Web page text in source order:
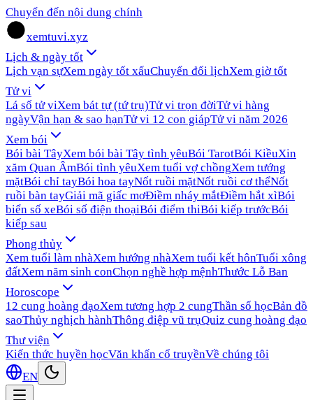
Chuyển đến nội dung chính
xemtuvi.xyz
Lịch & ngày tốt
Lịch vạn sựXem ngày tốt xấuChuyển đổi lịchXem giờ tốt
Tử vi
Lá số tử viXem bát tự (tứ trụ)Tử vi trọn đờiTử vi hàng
ngàyVận hạn & sao hạnTử vi 12 con giápTử vi năm 2026
Xem bói
Bói bài TâyXem bói bài Tây tình yêuBói TarotBói KiềuXin
xăm Quan ÂmBói tình yêuXem tuổi vợ chồngXem tướng
mặtBói chỉ tayBói hoa tayNốt ruồi mặtNốt ruồi cơ thểNốt
ruồi bàn tayGiải mã giấc mơĐiềm nháy mắtĐiềm hắt xìBói
biển số xeBói số điện thoạiBói điểm thiBói kiếp trướcBói
kiếp sau
Phong thủy
Xem tuổi làm nhàXem hướng nhàXem tuổi kết hônTuổi xông
đấtXem năm sinh conChọn nghề hợp mệnhThước Lỗ Ban
Horoscope
12 cung hoàng đạoXem tương hợp 2 cungThần số họcBản đồ
saoThủy nghịch hànhThông điệp vũ trụQuiz cung hoàng đạo
Thư viện
Kiến thức huyền họcVăn khấn cổ truyềnVề chúng tôi
EN